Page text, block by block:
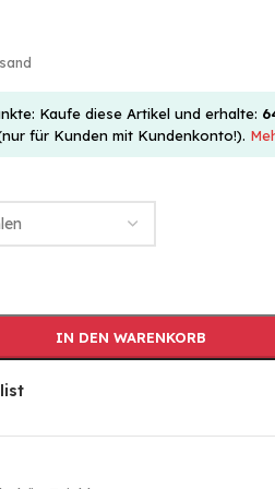
Kaufe diese Artikel und erhalte:
für Kunden mit Kundenkonto!).
IN DEN WARENKORB